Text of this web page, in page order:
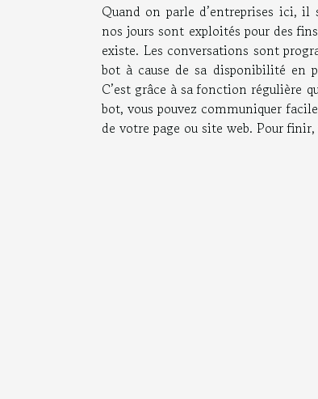
Quand on parle d’entreprises ici, il
nos jours sont exploités pour des
existe. Les conversations sont
bot à cause de sa disponibilité en
C’est grâce à sa fonction régulière
bot, vous pouvez communiquer
de votre page ou site web. Pour